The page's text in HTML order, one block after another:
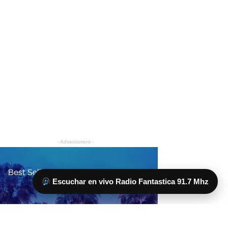
Escuchar en vivo Radio Fantastica 91.7 Mhz